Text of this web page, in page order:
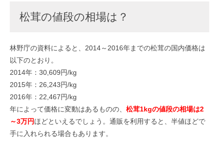
松茸の値段の相場は？
林野庁の資料によると、2014～2016年までの松茸の国内価格は
以下のとおり。
2014年：30,609円/kg
2015年：26,243円/kg
2016年：22,467円/kg
年によって価格に変動はあるものの、 松茸1kgの値段の相場は2
～3万円ほどといえるでしょう。通販を利用すると、半値ほどで
手に入れられる場合もあります。